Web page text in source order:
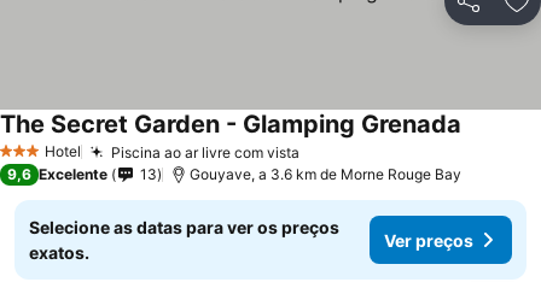
Partilhar
3 EstrelasHotel Piscina ao ar livre com vista
The Secret Garden - Glamping Grenada
9,6 Excelente 13 Gouyave, a 3.6 km de Morne Rouge Bay
Selecione as datas para ver os preços
exatos.
Ver preços